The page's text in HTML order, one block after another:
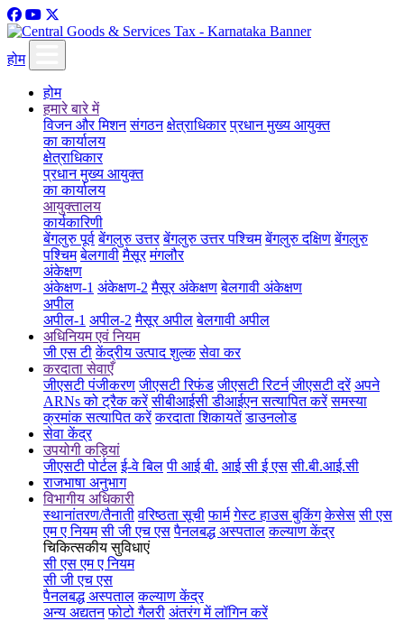
होम
होम
हमारे बारे में
विजन और मिशन संगठन क्षेत्राधिकार प्रधान मुख्य आयुक्त
का कार्यालय
क्षेत्राधिकार
प्रधान मुख्य आयुक्त
का कार्यालय
आयुक्तालय
कार्यकारिणी
बेंगलुरु पूर्व बेंगलुरु उत्तर बेंगलुरु उत्तर पश्चिम बेंगलुरु दक्षिण बेंगलुरु
पश्चिम बेलगावी मैसूर मंगलौर
अंकेक्षण
अंकेक्षण-1 अंकेक्षण-2 मैसूर अंकेक्षण बेलगावी अंकेक्षण
अपील
अपील-1 अपील-2 मैसूर अपील बेलगावी अपील
अधिनियम एवं नियम
जी एस टी केंद्रीय उत्पाद शुल्क सेवा कर
करदाता सेवाएँ
जीएसटी पंजीकरण जीएसटी रिफंड जीएसटी रिटर्न जीएसटी दरें अपने
ARNs को ट्रैक करें सीबीआईसी डीआईएन सत्यापित करें समस्या
क्रमांक सत्यापित करें करदाता शिकायतें डाउनलोड
सेवा केंद्र
उपयोगी कड़ियां
जीएसटी पोर्टल ई-वे बिल पी आई बी. आई सी ई एस सी.बी.आई.सी
राजभाषा अनुभाग
विभागीय अधिकारी
स्थानांतरण/तैनाती वरिष्ठता सूची फार्म गेस्ट हाउस बुकिंग केसेस सी एस
एम ए नियम सी जी एच एस पैनलबद्ध अस्पताल कल्याण केंद्र
चिकित्सकीय सुविधाएं
सी एस एम ए नियम
सी जी एच एस
पैनलबद्ध अस्पताल कल्याण केंद्र
अन्य अद्यतन फोटो गैलरी अंतरंग में लॉगिन करें